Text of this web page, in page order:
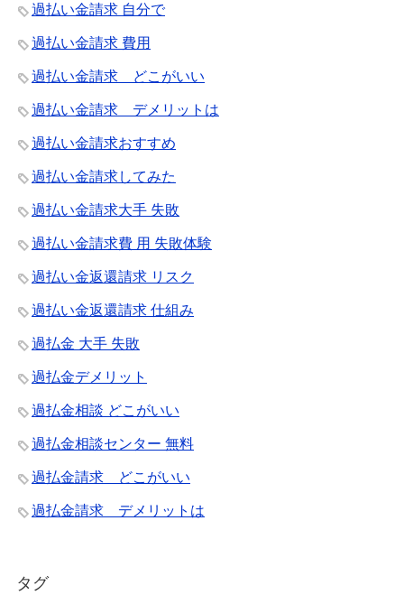
過払い金請求 自分で
過払い金請求 費用
過払い金請求 どこがいい
過払い金請求 デメリットは
過払い金請求おすすめ
過払い金請求してみた
過払い金請求大手 失敗
過払い金請求費 用 失敗体験
過払い金返還請求 リスク
過払い金返還請求 仕組み
過払金 大手 失敗
過払金デメリット
過払金相談 どこがいい
過払金相談センター 無料
過払金請求 どこがいい
過払金請求 デメリットは
タグ